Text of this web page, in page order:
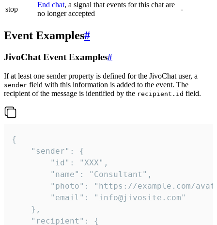
stop
End chat, a signal that events for this chat are
no longer accepted
-
Event Examples#
JivoChat Event Examples#
If at least one sender property is defined for the JivoChat user, a
sender field with this information is added to the event. The
recipient of the message is identified by the recipient.id field.
{